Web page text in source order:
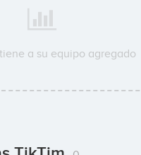
a su equipo agregado